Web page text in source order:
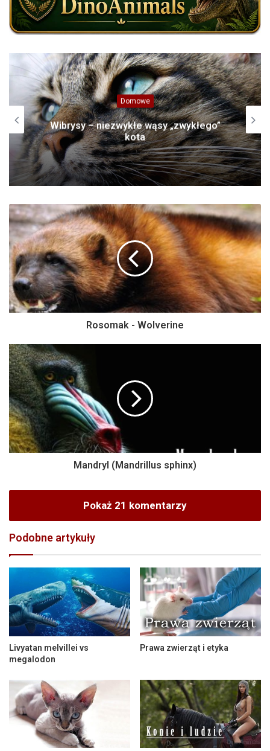
Azja
Tygrys – największy kot
Rosomak - Wolverine
Mandryl (Mandrillus sphinx)
Pokaż 21 komentarzy
Podobne artykuły
Livyatan melvillei vs
megalodon
Prawa zwierząt i etyka